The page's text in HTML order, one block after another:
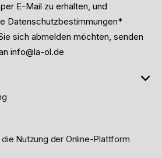
E-Mail zu erhalten, und
Datenschutzbestimmungen*
sich abmelden möchten, senden
info@la-ol.de
Nutzung der Online-Plattform